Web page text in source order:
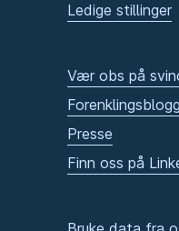
Ledige stillinger
Vær obs på
Presse
Finn oss på